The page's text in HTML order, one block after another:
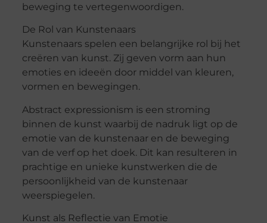
beweging te vertegenwoordigen.
De Rol van Kunstenaars
Kunstenaars spelen een belangrijke rol bij het
creëren van kunst. Zij geven vorm aan hun
emoties en ideeën door middel van kleuren,
vormen en bewegingen.
Abstract expressionism is een stroming
binnen de kunst waarbij de nadruk ligt op de
emotie van de kunstenaar en de beweging
van de verf op het doek. Dit kan resulteren in
prachtige en unieke kunstwerken die de
persoonlijkheid van de kunstenaar
weerspiegelen.
Kunst als Reflectie van Emotie